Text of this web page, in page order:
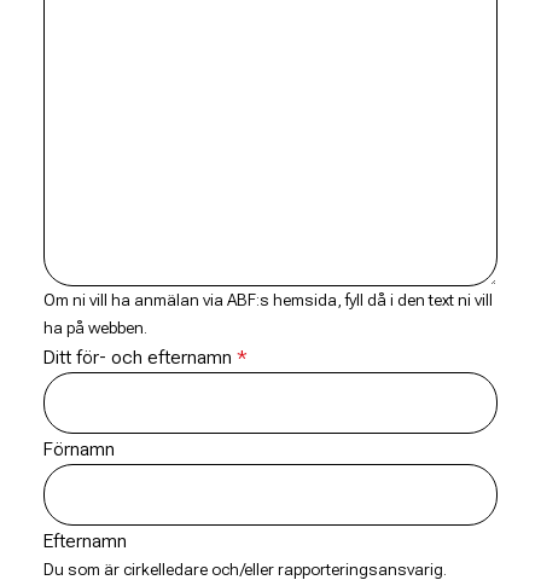
Om ni vill ha anmälan via ABF:s hemsida, fyll då i den text ni vill
ha på webben.
Ditt för- och efternamn
Förnamn
Efternamn
Du som är cirkelledare och/eller rapporteringsansvarig.